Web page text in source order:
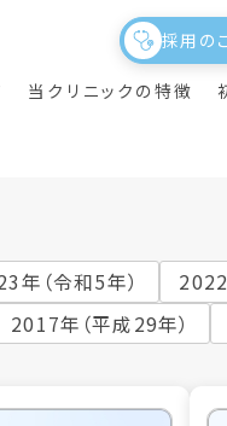
採用の
当クリニックの特徴
年（令和5年） 2022
2017年（平成29年）